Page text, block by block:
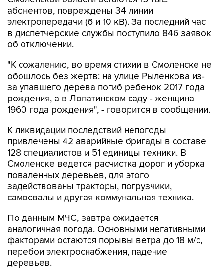
абонентов, повреждены 34 линии
электропередачи (6 и 10 кВ). За последний час
в диспетчерские службы поступило 846 заявок
об отключении.
"К сожалению, во время стихии в Смоленске не
обошлось без жертв: на улице Рыленкова из-
за упавшего дерева погиб ребенок 2017 года
рождения, а в Лопатинском саду - женщина
1960 года рождения", - говорится в сообщении.
К ликвидации последствий непогоды
привлечены 42 аварийные бригады в составе
128 специалистов и 51 единицы техники. В
Смоленске ведется расчистка дорог и уборка
поваленных деревьев, для этого
задействованы тракторы, погрузчики,
самосвалы и другая коммунальная техника.
По данным МЧС, завтра ожидается
аналогичная погода. Основными негативными
факторами остаются порывы ветра до 18 м/с,
перебои электроснабжения, падение
деревьев.